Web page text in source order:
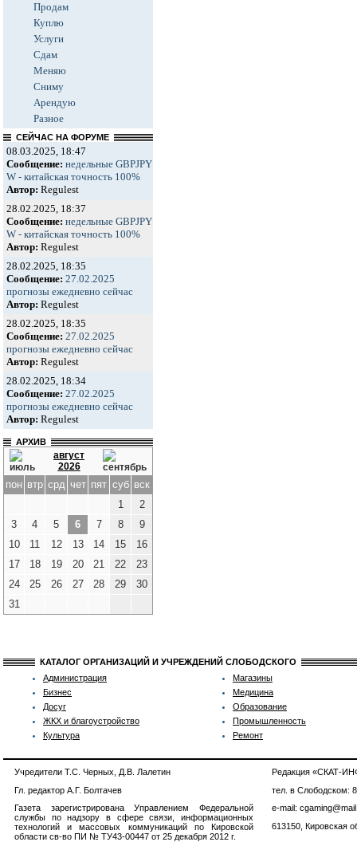
Продам
Куплю
Услуги
Сдам
Меняю
Сниму
Арендую
Разное
СЕЙЧАС НА ФОРУМЕ
08.03.2025, 18:47
Сообщение: недельные GBPJPY
W - китайская точность 100%
Автор: Regulest
28.02.2025, 18:37
Сообщение: недельные GBPJPY
W - китайская точность 100%
Автор: Regulest
28.02.2025, 18:35
Сообщение: 27.02.2025
прогнозы ежедневно сейчас
Автор: Regulest
28.02.2025, 18:35
Сообщение: 27.02.2025
прогнозы ежедневно сейчас
Автор: Regulest
28.02.2025, 18:34
Сообщение: 27.02.2025
прогнозы ежедневно сейчас
Автор: Regulest
АРХИВ
август
2026
пон втр срд чет пят суб вск
1
2
3
4 5 6 7 8
9
10
11 12 13 14 15
16
17
18 19 20 21 22
23
24
25 26 27 28 29
30
31
КАТАЛОГ ОРГАНИЗАЦИЙ И УЧРЕЖДЕНИЙ СЛОБОДСКОГО
Администрация
Бизнес
Досуг
ЖКХ и благоустройство
Культура
Магазины
Медицина
Образование
Промышленность
Ремонт
Учредители Т.С. Черных, Д.В. Лалетин
Гл. редактор А.Г. Болтачев
Газета зарегистрирована Управлением Федеральной
службы по надзору в сфере связи, информационных
технологий и массовых коммуникаций по Кировской
области св-во ПИ № ТУ43-00447 от 25 декабря 2012 г.
Редакция «СКАТ-
тел. в Слободском:
e-mail:
613150, Кировская